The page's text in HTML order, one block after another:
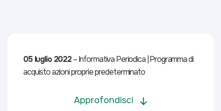
05 luglio 2022– Informativa Periodica | Programma di
acquisto azioni proprie predeterminato
Approfondisci